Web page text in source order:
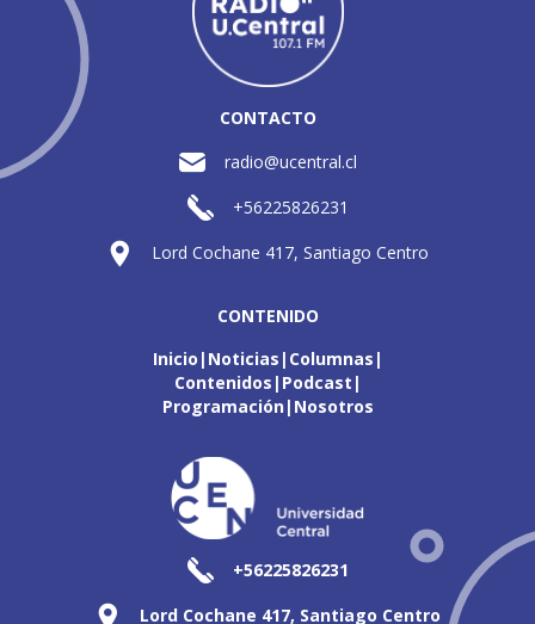
CONTACTO
radio@ucentral.cl
+56225826231
Lord Cochane 417, Santiago Centro
CONTENIDO
Inicio Noticias Columnas
Contenidos Podcast
Programación Nosotros
+56225826231
Lord Cochane 417, Santiago Centro